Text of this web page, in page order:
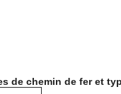
de chemin de fer et